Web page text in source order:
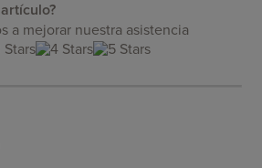
a mejorar nuestra asistencia